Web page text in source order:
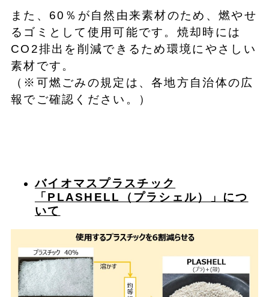
また、60％が自然由来素材のため、燃やせ
るゴミとして使用可能です。焼却時には
CO2排出を削減できるため環境にやさしい
素材です。
（※可燃ごみの規定は、各地方自治体の広
報でご確認ください。）
バイオマスプラスチック
「PLASHELL（プラシェル）」につ
いて